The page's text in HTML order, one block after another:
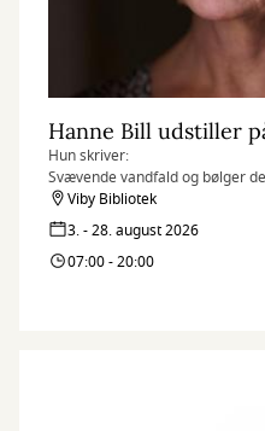
Hun skriver:
Svævende vandfald og bølger
surrealistiske
mig symboliserer de: kærlighed,
naturen, livskraft og lyd. Ofte er
menneske-/dyrelignende
Viby Bibliotek
3. - 28. august 2026
07:00 - 20:00